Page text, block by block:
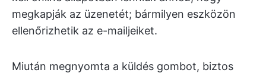
megkapják az üzenetét; bármilyen eszközön
ellenőrizhetik az e-mailjeiket.
Miután megnyomta a küldés gombot, biztos